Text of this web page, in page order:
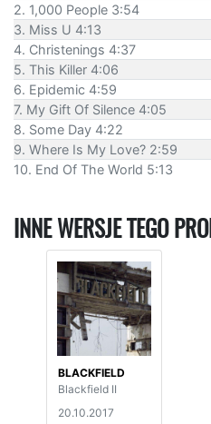
2. 1,000 People 3:54
3. Miss U 4:13
4. Christenings 4:37
5. This Killer 4:06
6. Epidemic 4:59
7. My Gift Of Silence 4:05
8. Some Day 4:22
9. Where Is My Love? 2:59
10. End Of The World 5:13
INNE WERSJE TEGO
BLACKFIELD
Blackfield II
20.10.2017